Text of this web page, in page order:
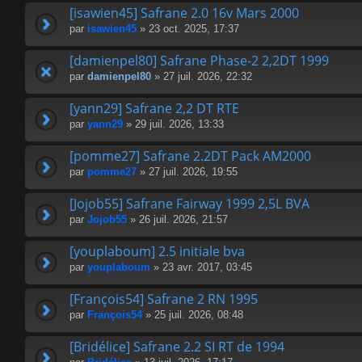
[isawien45] Safrane 2.0 16v Mars 2000
par isawien45 » 23 oct. 2025, 17:37
[damienpel80] Safrane Phase-2 2,2DT 1999
par damienpel80 » 27 juil. 2026, 22:32
[yann29] Safrane 2,2 DT RTE
par yann29 » 29 juil. 2026, 13:33
[pomme27] Safrane 2.2DT Pack AM2000
par pomme27 » 27 juil. 2026, 19:55
[Jojob55] Safrane Fairway 1999 2,5L BVA
par Jojob55 » 26 juil. 2026, 21:57
[youplaboum] 2.5 initiale bva
par youplaboum » 23 avr. 2017, 03:45
[François54] Safrane 2 RN 1995
par François54» 25 juil. 2026, 08:48
[Bridélice] Safrane 2.2 SI RT de 1994